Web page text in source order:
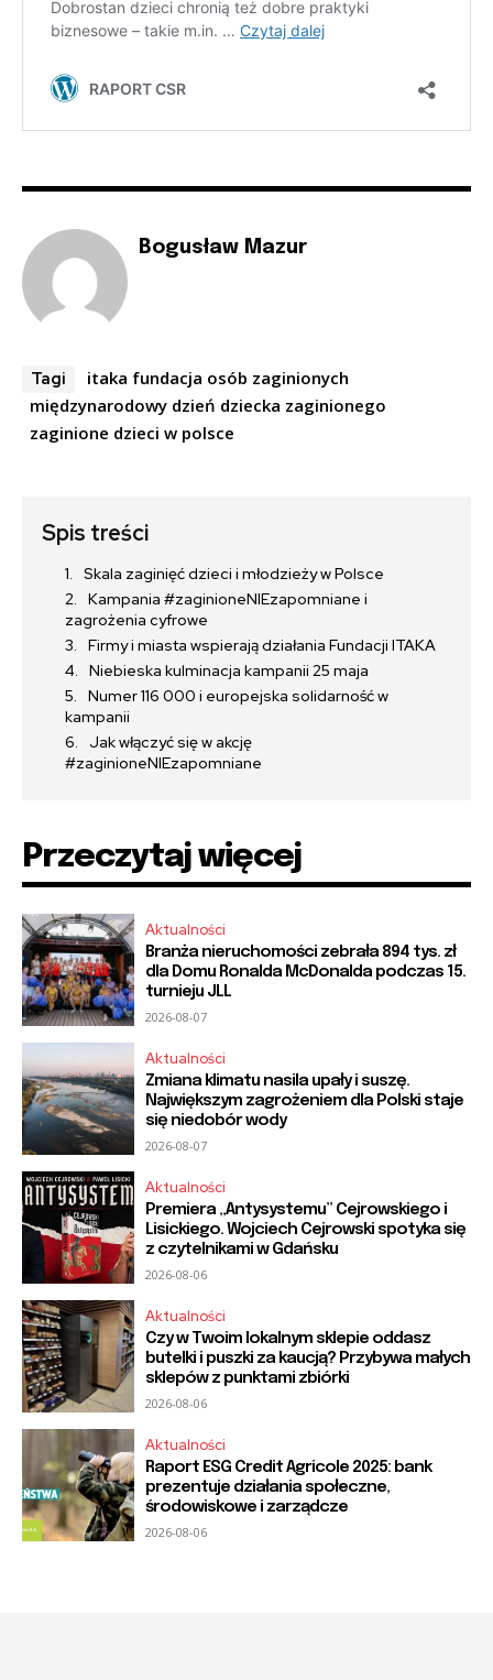
Bogusław Mazur
Tagi
itaka fundacja osób zaginionych
międzynarodowy dzień dziecka zaginionego
zaginione dzieci w polsce
Spis treści
Skala zaginięć dzieci i młodzieży w Polsce
Kampania #zaginioneNIEzapomniane i
zagrożenia cyfrowe
Firmy i miasta wspierają działania Fundacji ITAKA
Niebieska kulminacja kampanii 25 maja
Numer 116 000 i europejska solidarność w
kampanii
Jak włączyć się w akcję
#zaginioneNIEzapomniane
Przeczytaj więcej
Aktualności
Branża nieruchomości zebrała 894 tys. zł
dla Domu Ronalda McDonalda podczas 15.
turnieju JLL
2026-08-07
Aktualności
Zmiana klimatu nasila upały i suszę.
Największym zagrożeniem dla Polski staje
się niedobór wody
2026-08-07
Aktualności
Premiera „Antysystemu” Cejrowskiego i
Lisickiego. Wojciech Cejrowski spotyka się
z czytelnikami w Gdańsku
2026-08-06
Aktualności
Czy w Twoim lokalnym sklepie oddasz
butelki i puszki za kaucją? Przybywa małych
sklepów z punktami zbiórki
2026-08-06
Aktualności
Raport ESG Credit Agricole 2025: bank
prezentuje działania społeczne,
środowiskowe i zarządcze
2026-08-06